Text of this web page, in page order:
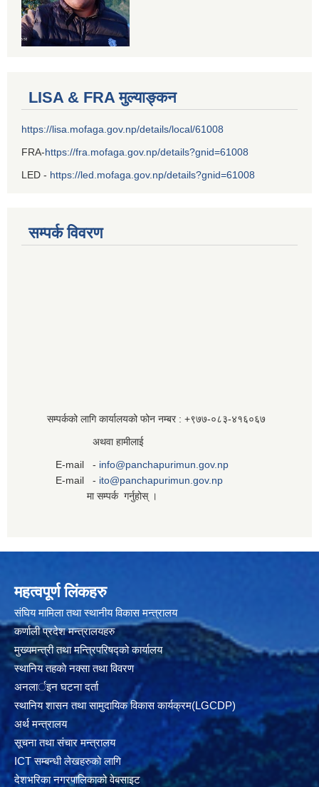
LISA & FRA मुल्याङ्कन
https://lisa.mofaga.gov.np/details/local/61008
FRA-https://fra.mofaga.gov.np/details?gnid=61008
LED - https://led.mofaga.gov.np/details?gnid=61008
सम्पर्क विवरण
सम्पर्कको लागि कार्यालयको फोन नम्बर : +९७७-०८३‍-४१६०६७
अथवा हामीलाई
E-mail - info@panchapurimun.gov.np
E-mail - ito@panchapurimun.gov.np
मा सम्पर्क गर्नुहोस् ।
महत्वपूर्ण लिंकहरु
संघिय मामिला तथा स्थानीय विकास मन्त्रालय
कर्णाली प्रदेश मन्त्रालयहरु
मुख्यमन्त्री तथा मन्त्रिपरिषद्को कार्यालय
स्थानिय तहकाे नक्सा तथा विवरण
अनलार्इन घटना दर्ता
स्थानिय शासन तथा सामुदायिक विकास कार्यक्रम(LGCDP)
अर्थ मन्त्रालय
सूचना तथा संचार मन्त्रालय
ICT सम्बन्धी लेखहरुको लागि
देशभरिका नगरपालिकाको वेबसाइट